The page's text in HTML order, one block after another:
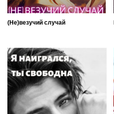
(Не)везучий случай